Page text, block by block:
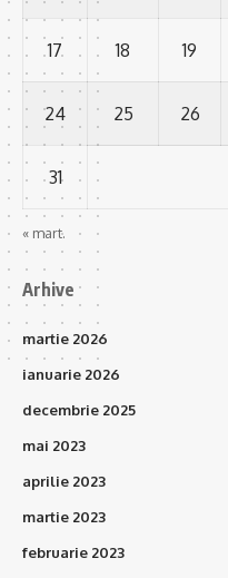
17 18 19
24 25 26
31
« mart.
Arhive
martie 2026
ianuarie 2026
decembrie 2025
mai 2023
aprilie 2023
martie 2023
februarie 2023